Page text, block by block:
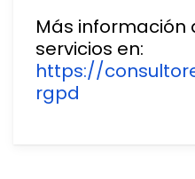
Más información
servicios en:
https://
rgpd